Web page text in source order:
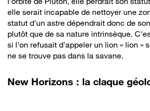
elle serait incapable de nettoyer une
statut d'un astre dépendrait donc de
plutôt que de sa nature intrinsèque.
si l'on refusait d'appeler un lion « lion »
ne se trouve pas dans la savane.
New Horizons : la claque